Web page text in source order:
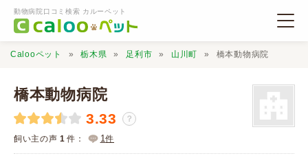
動物病院口コミ検索 カルーペット
動物病院検索
Calooペット 栃木県 足利市 山川町 橋本動物病院
橋本動物病院
3.33 ？
飼い主の声 1 件： 1件